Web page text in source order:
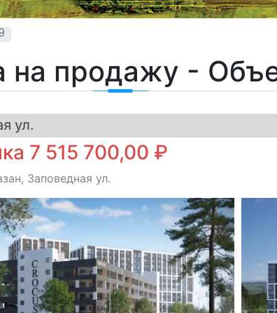
на продажу -
ул.
7 515 700,00 ₽
Заповедная ул.